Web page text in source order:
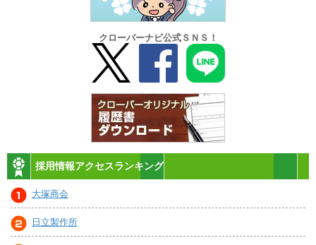
クローバーナビ公式ＳＮＳ！
採用情報アクセスランキング
大塚商会
日立製作所